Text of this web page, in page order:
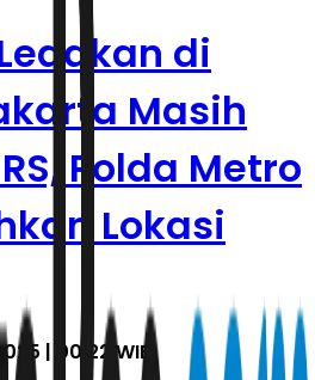
di
Masih
Polda Metro
Lokasi
| 00.22 WIB